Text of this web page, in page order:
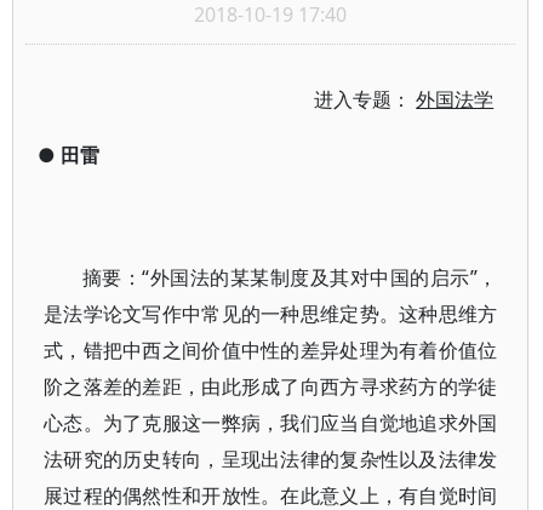
2018-10-19 17:40
进入专题：外国法学
● 田雷
摘要：“外国法的某某制度及其对中国的启示”，
是法学论文写作中常见的一种思维定势。这种思维方
式，错把中西之间价值中性的差异处理为有着价值位
阶之落差的差距，由此形成了向西方寻求药方的学徒
心态。为了克服这一弊病，我们应当自觉地追求外国
法研究的历史转向，呈现出法律的复杂性以及法律发
展过程的偶然性和开放性。在此意义上，有自觉时间